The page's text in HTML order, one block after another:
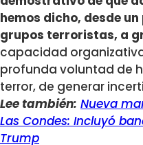
hemos dicho, desde
grupos terroristas, a
capacidad
profunda voluntad de
terror, de generar
Lee también: Nueva
Las Condes: Incluyó
Trump